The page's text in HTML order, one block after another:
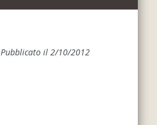
Pubblicato il 2/10/2012